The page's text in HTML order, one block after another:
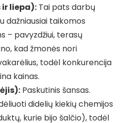
liepa): Tai pats darbų
dažniausiai taikomos
– pavyzdžiui, terasų
kad žmonės nori
todėl konkurencija
kainas.
Paskutinis šansas.
didelių kiekių chemijos
kurie bijo šalčio), todėl